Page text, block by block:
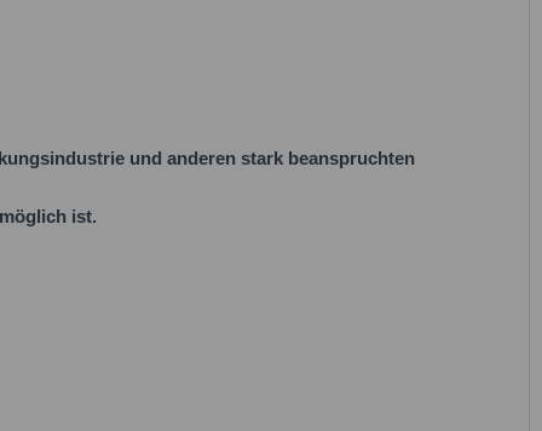
und anderen stark beanspruchten
ist.